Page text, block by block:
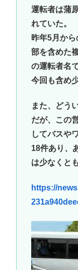
運転者は蒲
れていた。
昨年5月か
部を含めた
の運転者名
今回も含め
また、どう
だが、この
してバスや
18件あり、
は少なくと
https://